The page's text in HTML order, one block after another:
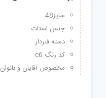
سایز48
جنس استات
دسته فنردار
کد رنگ c6
مخصوص آقایان و بانوان